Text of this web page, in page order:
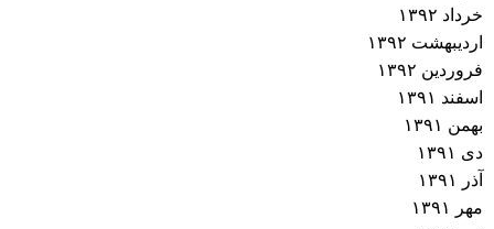
خرداد ۱۳۹۲
اردیبهشت ۱۳۹۲
فروردین ۱۳۹۲
اسفند ۱۳۹۱
بهمن ۱۳۹۱
دی ۱۳۹۱
آذر ۱۳۹۱
مهر ۱۳۹۱